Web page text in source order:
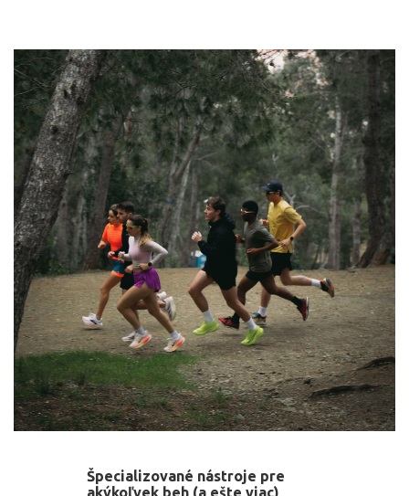
Špecializované nástroje pre
akýkoľvek beh (a ešte viac)